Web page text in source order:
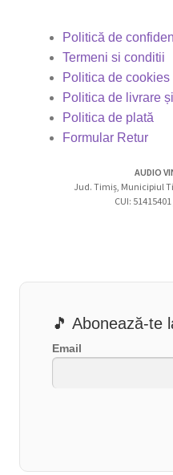
Politică de
Termeni si conditii
Politica de cookies
Politica de livrare
Politica de plată
Formular Retur
AUDIO
Jud. Timiș, Municipiul
CUI:
🎵 Abonează-te
Email